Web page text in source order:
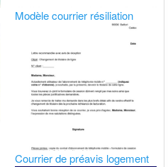
Modèle courrier résiliation
Courrier de préavis logement